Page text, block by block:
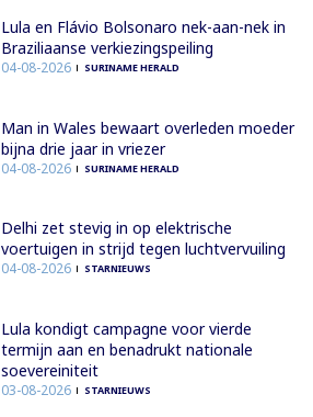
Lula en Flávio Bolsonaro nek-aan-nek in
Braziliaanse verkiezingspeiling
04-08-2026 SURINAME HERALD
Man in Wales bewaart overleden moeder
bijna drie jaar in vriezer
04-08-2026 SURINAME HERALD
Delhi zet stevig in op elektrische
voertuigen in strijd tegen luchtvervuiling
04-08-2026 STARNIEUWS
Lula kondigt campagne voor vierde
termijn aan en benadrukt nationale
soevereiniteit
03-08-2026 STARNIEUWS